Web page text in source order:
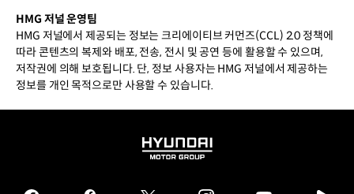
HMG 저널 운영팀
HMG 저널에서 제공되는 정보는 크리에이티브 커먼즈(CCL) 2.0 정책에
따라 콘텐츠의 복제와 배포, 전송, 전시 및 공연 등에 활용할 수 있으며,
저작권에 의해 보호됩니다. 단, 정보 사용자는 HMG 저널에서 제공하는
정보를 개인 목적으로만 사용할 수 있습니다.
HYUNDAI
GROUP